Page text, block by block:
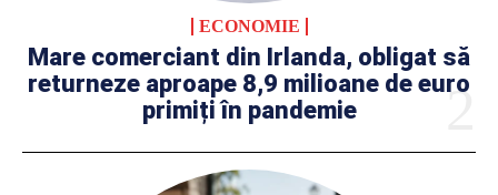
ECONOMIE
Mare comerciant din Irlanda, obligat să
returneze aproape 8,9 milioane de euro
primiți în pandemie